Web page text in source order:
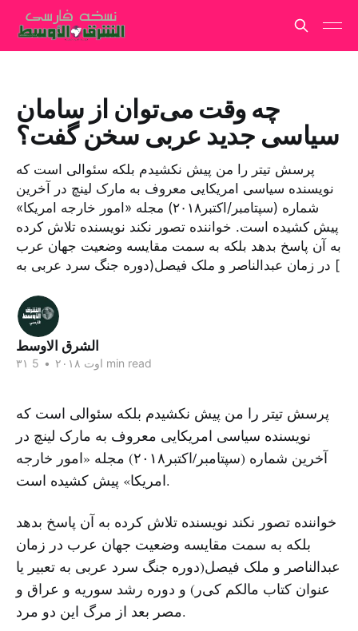
چه وقت می‌توان از سامان
سیاسی جدید عربی سخن گفت؟
پرسش تیتر را من پیش نکشیدم بلکه سئوالی است که
نویسنده سیاسی امریکایی معروف به مارک لینچ در آخرین
شماره (سپتامبر/اکتبر۲۰۱۸) مجله «امور خارجه امریکا»
پیش کشیده است. خواننده تصور نکند نویسنده تلاش کرده
به آن پاسخ بدهد بلکه به سمت مقایسه وضعیت جهان عرب
در زمان عبدالناصر و ملک فیصل(دوره جنگ سرد عربی به [
الشرق الاوسط
۳۱ اوت ۲۰۱۸ • 5 min read
پرسش تیتر را من پیش نکشیدم بلکه سئوالی است که
نویسنده سیاسی امریکایی معروف به مارک لینچ در
آخرین شماره (سپتامبر/اکتبر۲۰۱۸) مجله «امور خارجه
امریکا» پیش کشیده است.
خواننده تصور نکند نویسنده تلاش کرده به آن پاسخ بدهد
بلکه به سمت مقایسه وضعیت جهان عرب در زمان
عبدالناصر و ملک فیصل(دوره جنگ سرد عربی به تعبیر یا
عنوان کتاب مالکم کی‌ر) و دوره رشد سوریه و عراق و
مصر بعد از مرگ این دو مرد.